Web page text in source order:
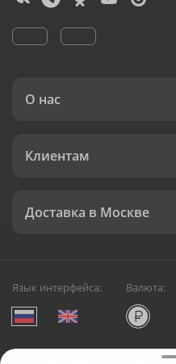
О нас
Клиентам
Доставка в Москве
Язык интерфейса: Валюта: